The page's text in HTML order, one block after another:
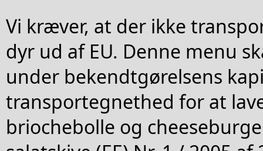
Vi kræver, at der ikke
dyr ud af EU. Denne menu
under bekendtgørelsens
transportegnethed for at
briochebolle og